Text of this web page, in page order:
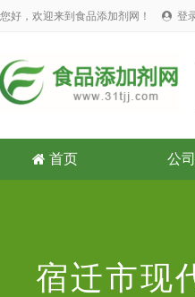
您好，欢迎来到食品添加剂网！  登
 首页 公
宿迁市现